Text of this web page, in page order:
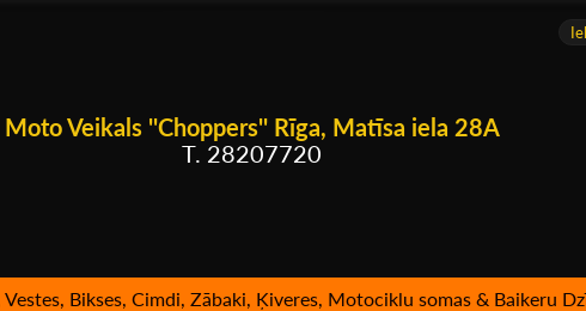
Moto Veikals ''Choppers'' Rīga, Matīsa iela 28A
T. 28207720
Bikses, Cimdi, Zābaki, Ķiveres, Motociklu somas & Baikeru